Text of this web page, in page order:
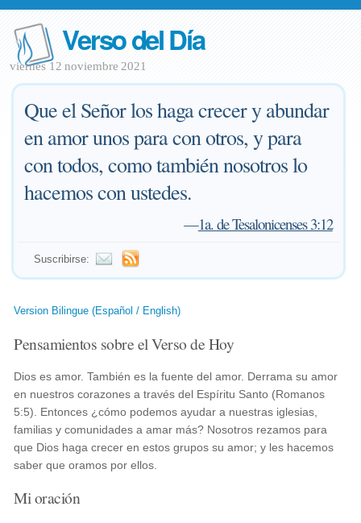
Verso del Día
viernes 12 noviembre 2021
Que el Señor los haga crecer y abundar
en amor unos para con otros, y para
con todos, como también nosotros lo
hacemos con ustedes.
—1a. de Tesalonicenses 3:12
Suscribirse:
Version Bilingue (Español / English)
Pensamientos sobre el Verso de Hoy
Dios es amor. También es la fuente del amor. Derrama su amor
en nuestros corazones a través del Espíritu Santo (Romanos
5:5). Entonces ¿cómo podemos ayudar a nuestras iglesias,
familias y comunidades a amar más? Nosotros rezamos para
que Dios haga crecer en estos grupos su amor; y les hacemos
saber que oramos por ellos.
Mi oración